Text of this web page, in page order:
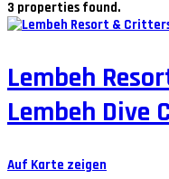
3 properties found.
Lembeh
Lembeh Dive
Auf Karte zeigen